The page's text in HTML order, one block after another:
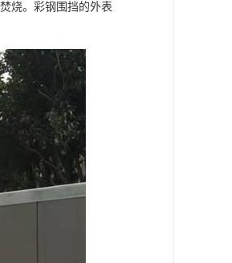
烧。彩钢围挡的外表